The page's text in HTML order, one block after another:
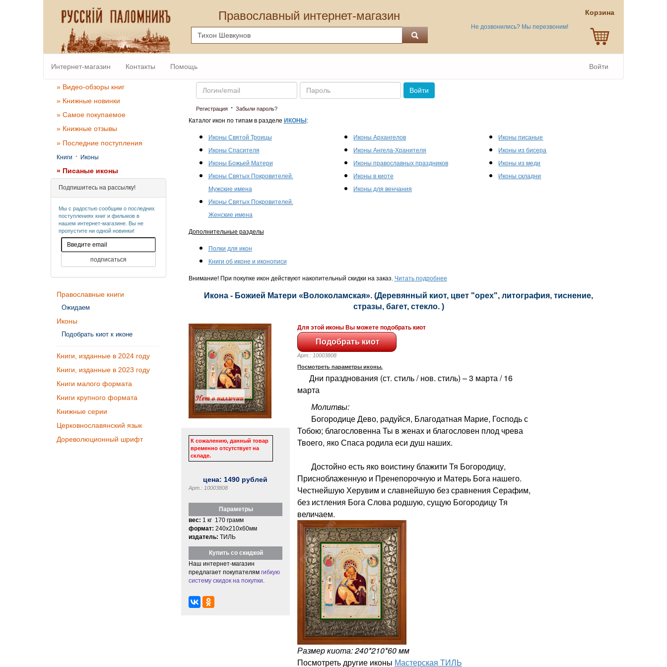
Православный интернет-магазин
Не дозвонились? Мы перезвоним!
Корзина
Интернет-магазин Контакты Помощь Войти
» Видео-обзоры книг
» Книжные новинки
» Самое покупаемое
» Книжные отзывы
» Последние поступления
Книги · Иконы
» Писаные иконы
Подпишитесь на рассылку!
Мы с радостью сообщим о последних
поступлениях книг и фильмов в
нашем интернет-магазине. Вы не
пропустите ни одной новинки!
Православные книги
Ожидаем
Иконы
Подобрать киот к иконе
Книги, изданные в 2024 году
Книги, изданные в 2023 году
Книги малого формата
Книги крупного формата
Книжные серии
Церковнославянский язык
Дореволюционный шрифт
Email Пароль
Войти
Регистрация· Забыли пароль?
Каталог икон по типам в разделе ИКОНЫ :
Иконы Святой Троицы
Иконы Спасителя
Иконы Божьей Матери
Иконы Святых Покровителей.
Мужские имена
Иконы Святых Покровителей.
Женские имена
Иконы Архангелов
Иконы Ангела-Хранителя
Иконы православных праздников
Иконы в киоте
Иконы для венчания
Иконы писаные
Иконы из бисера
Иконы из меди
Иконы складни
Дополнительные разделы
Полки для икон
Книги об иконе и иконописи
Внимание! При покупке икон действуют накопительный скидки на заказ. Читать подробнее
Икона - Божией Матери «Волоколамская». (Деревянный киот, цвет "орех", литография, тиснение,
стразы, багет, стекло. )
К сожалению, данный товар
временно отсутствует на
складе.
цена: 1490 рублей
Арт.: 10003808
Параметры
вес: 1 кг 170 грамм
формат: 240x210x60мм
издатель: ТИЛЬ
Купить со скидкой
Наш интернет-магазин
предлагает покупателям гибкую
систему скидок на покупки
Для этой иконы Вы можете подобрать киот
Арт.: 10003808
Посмотреть параметры иконы.
Дни празднования (ст. стиль / нов. стиль) – 3 марта / 16
марта
Молитвы:
Богородице Дево, радуйся, Благодатная Марие, Господь с
Тобою; благословенна Ты в женах и благословен плод чрева
Твоего, яко Спаса родила еси душ наших.
Достойно есть яко воистину блажити Тя Богородицу,
Присноблаженную и Пренепорочную и Матерь Бога нашего.
Честнейшую Херувим и славнейшую без сравнения Серафим,
без истления Бога Слова родшую, сущую Богородицу Тя
величаем.
Размер киота: 240*210*60 мм
Посмотреть другие иконы Мастерская ТИЛЬ